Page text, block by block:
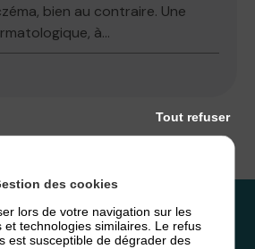
bien au contraire. Une
à...
rejoindre
des cookies
lors de votre navigation sur les
et technologies similaires. Le refus
est susceptible de dégrader des
Tout refuser